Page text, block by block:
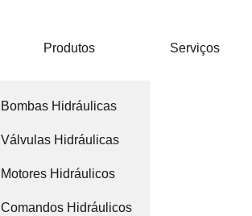
Produtos
Bombas Hidráulicas
Válvulas Hidráulicas
Motores Hidráulicos
Comandos Hidráulicos
Serviços